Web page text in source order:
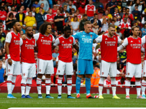
CONMEBOL LIBERTADORES
FUTEBOL NACIONAL
FUTEBOL INTERNACIONAL
COMO APOSTAR